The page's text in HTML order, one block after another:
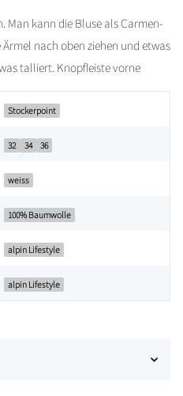
Man kann die Bluse als Carmen-
nach oben ziehen und etwas
talliert. Knopfleiste vorne
Stockerpoint
32 34 36
weiss
100% Baumwolle
alpin Lifestyle
alpin Lifestyle